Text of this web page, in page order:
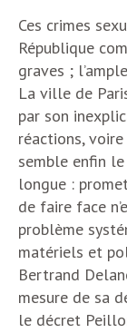
Ces crimes
République
graves ;
La ville de
par son
réactions,
semble enfin
longue :
de faire face
problème
matériels et
Bertrand
mesure de sa
le décret